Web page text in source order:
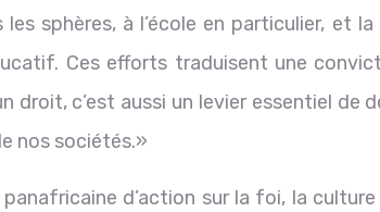
sphères, à l’école en particulier, et
Ces efforts traduisent une
droit, c’est aussi un levier essentiel de
nos sociétés.»
panafricaine d’action sur la foi, la